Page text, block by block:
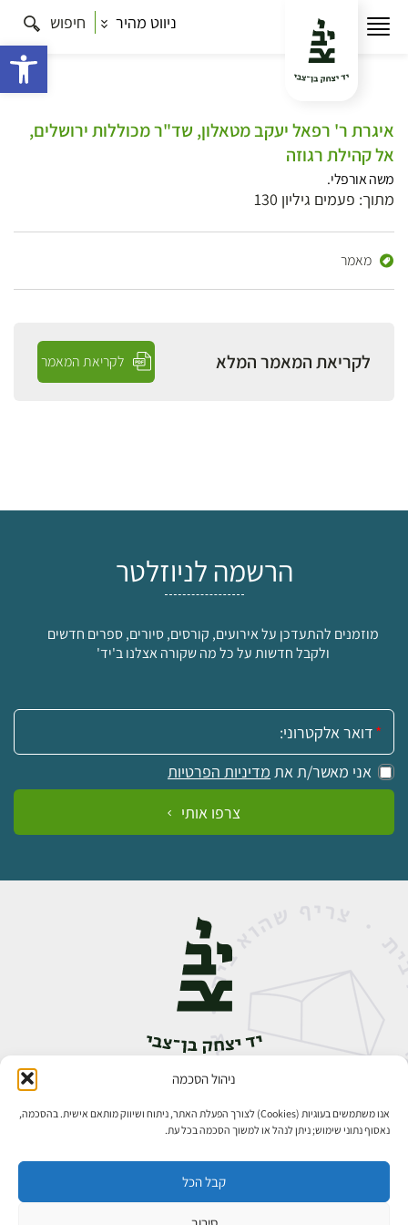
ניהול הסכמה
אנו משתמשים בעוגיות (Cookies) לצורך הפעלת האתר, ניתוח ושיווק מותאם אישית. בהסכמה,
נאסוף נתוני שימוש; ניתן לנהל או למשוך הסכמה בכל עת.
קבל הכל
ניווט מהיר חיפוש
איגרת ר' רפאל יעקב מטאלון, שד"ר מכוללות ירושלים,
אל קהילת רגוזה
משה אורפלי.
מתוך: פעמים גיליון 130
מאמר
לקריאת המאמר המלא לקריאת המאמר
הרשמה לניוזלטר
מוזמנים להתעדכן על אירועים, קורסים, סיורים, ספרים חדשים
ולקבל חדשות על כל מה שקורה אצלנו ב'יד'
אימייל:
אני מאשר/ת את מדיניות הפרטיות
צרפו אותי
אבן גבירול 14, רחביה, ירושלים